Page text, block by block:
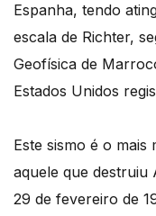
Espanha, tendo
escala de Richter,
Geofísica de
Estados Unidos
Este sismo é o
aquele que destruiu
29 de fevereiro de